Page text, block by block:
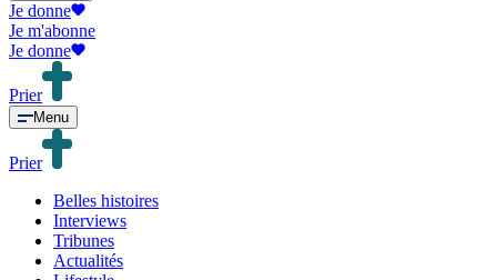
Je donne
Je m'abonne
Je donne
Prier
Menu
Prier
Belles histoires
Interviews
Tribunes
Actualités